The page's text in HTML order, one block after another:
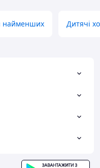
найменших Дитячі